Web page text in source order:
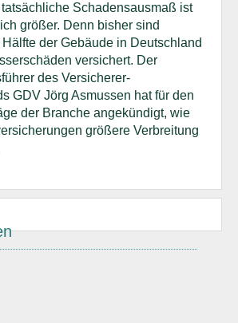
Schadensausmaß ist
größer. Denn bisher sind
der Gebäude in Deutschland
versichert. Der
des Versicherer-
GDV Jörg Asmussen hat für den
der Branche angekündigt, wie
größere Verbreitung